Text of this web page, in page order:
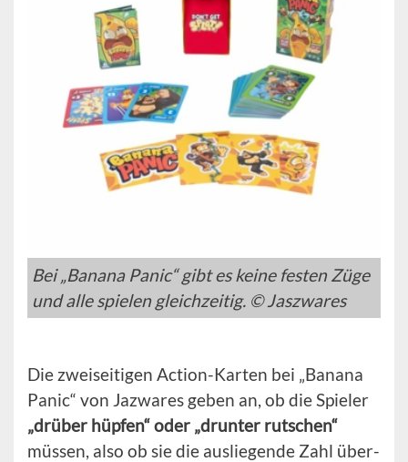
Bei „Banana Panic“ gibt es keine festen Züge
und alle spielen gleichzeitig. © Jaszwares
Die zweiseitigen Action-Karten bei „Banana
Panic“ von Jazwares geben an, ob die Spieler
„drüber hüpfen“ oder „drunter rutschen“
müssen, also ob sie die ausliegende Zahl über-